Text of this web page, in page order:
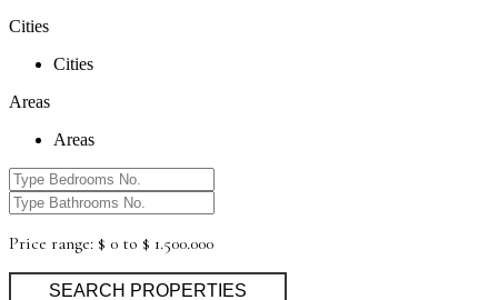
Cities
Cities
Areas
Areas
Price range: $ 0 to $ 1.500.000